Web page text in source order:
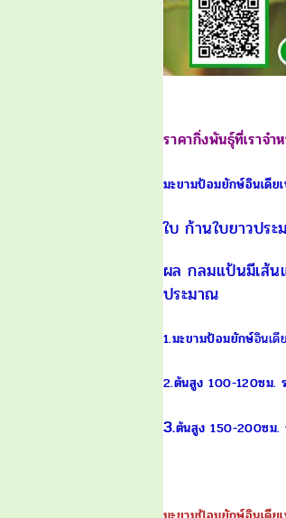
ราคากิ่งพันธุ์ที่เราจำ
มะขามป้อมยักษ์อินเดีย
ใบ ก้านใบยาวปร
ผล กลมแป้นมีเส้น
ประมาณ
1.มะขามป้อมยักษ์อินเดี
2.ต้นสูง 100-120ซม.
3.ต้นสูง 150-200ซม.